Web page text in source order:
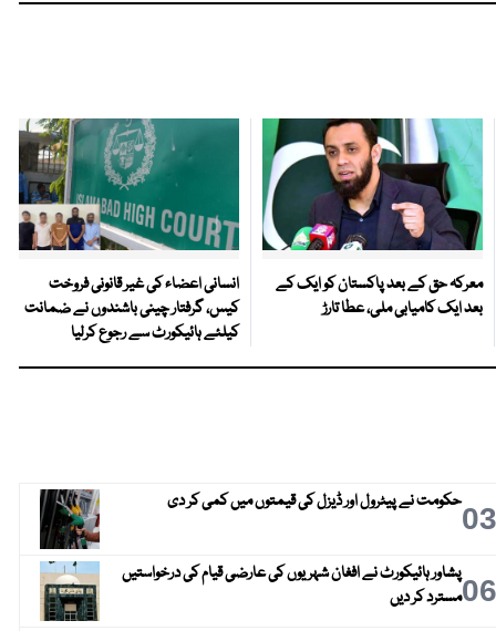
معرکہ حق کے بعد پاکستان کو ایک کے
بعد ایک کامیابی ملی، عطا تارڑ
انسانی اعضاء کی غیر قانونی فروخت
کیس، گرفتار چینی باشندوں نے ضمانت
کیلئے ہائیکورٹ سے رجوع کرلیا
03حکومت نے پیٹرول اور ڈیزل کی قیمتوں میں کمی کر دی
06پشاور ہائیکورٹ نے افغان شہریوں کی عارضی قیام کی درخواستیں
مسترد کر دیں